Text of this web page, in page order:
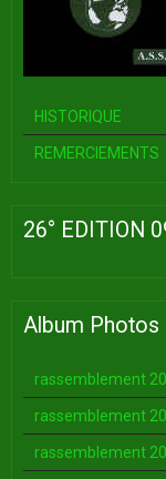
HISTORIQUE
REMERCIEMENTS
26° EDITION
Album Photos
rassemblement
rassemblement
rassemblement